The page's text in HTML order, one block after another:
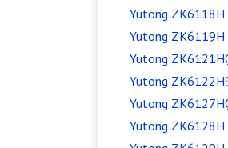
Yutong ZK6118H
Yutong ZK6119H
Yutong
Yutong
Yutong
Yutong ZK6128H